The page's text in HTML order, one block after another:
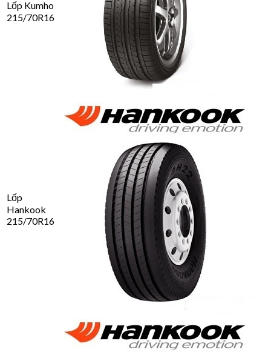
Lốp Kumho
215/70R16
Lốp
Hankook
215/70R16